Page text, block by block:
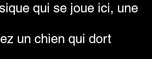
qui se joue ici, une
un chien qui dort